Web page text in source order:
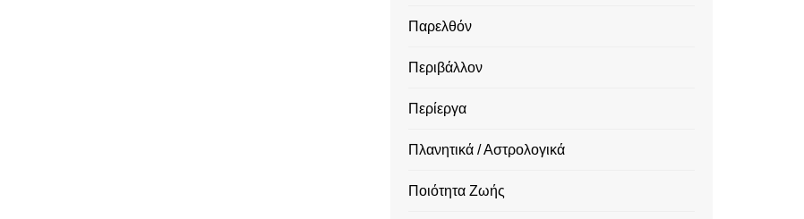
Παρελθόν
Περιβάλλον
Περίεργα
Πλανητικά / Αστρολογικά
Ποιότητα Ζωής